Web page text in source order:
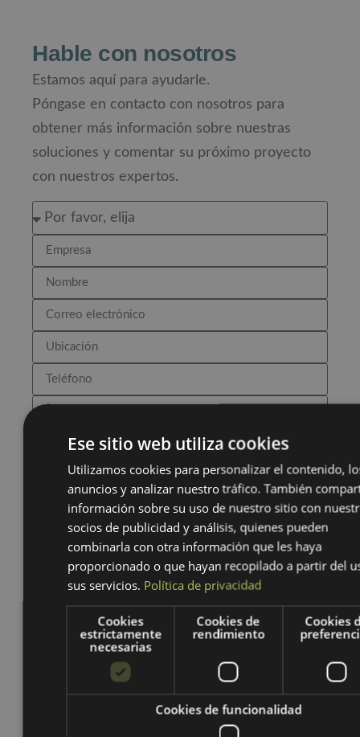
Hable con nosotros
Estamos aquí para ayudarle.
Póngase en contacto con nosotros para
obtener más información sobre nuestras
soluciones y comentar su próximo proyecto
con nuestros expertos.
He leído y acepto elpolítica de privacidad
Suscríbete a nuestra newsletter.
Enviar
Ese sitio web utiliza cookies
Utilizamos cookies para personalizar el contenido,
anuncios y analizar nuestro tráfico. También
información sobre su uso de nuestro sitio con
socios de publicidad y análisis, quienes pueden
combinarla con otra información que les haya
proporcionado o que hayan recopilado a partir del
sus servicios. Política de privacidad
Cookies
estrictamente
necesarias
Cookies de
rendimiento
Cookies
Cookies de funcionalidad